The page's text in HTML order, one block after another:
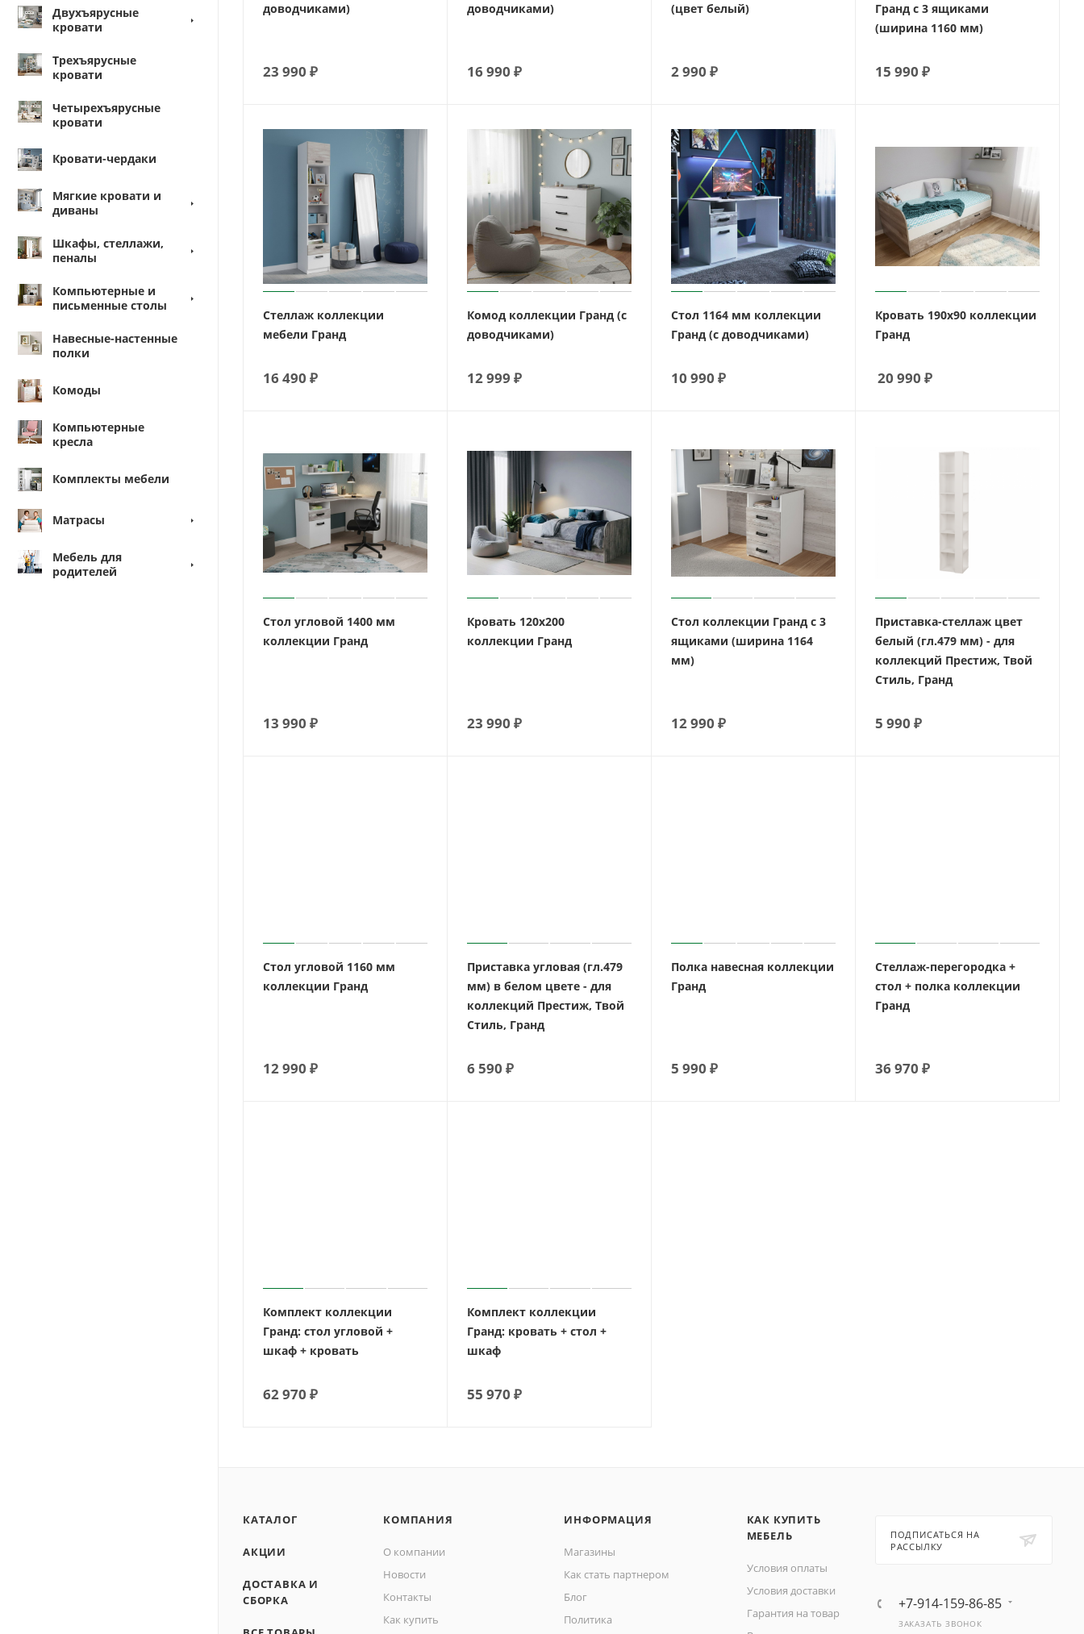
Двухъярусные
кровати
Трехъярусные
кровати
Четырехъярусные
кровати
Кровати-чердаки
Мягкие кровати и
диваны
Шкафы, стеллажи,
пеналы
Компьютерные и
письменные столы
Навесные-настенные
полки
Комоды
Компьютерные
кресла
Комплекты мебели
Матрасы
Мебель для
родителей
доводчиками)
23 990 ₽
доводчиками)
16 990 ₽
(цвет белый)
2 990 ₽
Гранд с 3 ящиками
(ширина 1160 мм)
15 990 ₽
Стеллаж коллекции
мебели Гранд
16 490 ₽
Комод коллекции Гранд (с
доводчиками)
12 999 ₽
Стол 1164 мм коллекции
Гранд (с доводчиками)
10 990 ₽
Кровать 190х90 коллекции
Гранд
20 990 ₽
Стол угловой 1400 мм
коллекции Гранд
13 990 ₽
Кровать 120х200
коллекции Гранд
23 990 ₽
Стол коллекции Гранд с 3
ящиками (ширина 1164
мм)
12 990 ₽
Приставка-стеллаж цвет
белый (гл.479 мм) - для
коллекций Престиж, Твой
Стиль, Гранд
5 990 ₽
Стол угловой 1160 мм
коллекции Гранд
12 990 ₽
Приставка угловая (гл.479
мм) в белом цвете - для
коллекций Престиж, Твой
Стиль, Гранд
6 590 ₽
Полка навесная коллекции
Гранд
5 990 ₽
Стеллаж-перегородка +
стол + полка коллекции
Гранд
36 970 ₽
Комплект коллекции
Гранд: стол угловой +
шкаф + кровать
62 970 ₽
Комплект коллекции
Гранд: кровать + стол +
шкаф
55 970 ₽
КАТАЛОГ
АКЦИИ
ДОСТАВКА И
СБОРКА
КОМПАНИЯ
О компании
Новости
Контакты
Как купить
ИНФОРМАЦИЯ
Магазины
Как стать партнером
Блог
Политика
КАК КУПИТЬ
МЕБЕЛЬ
Условия оплаты
Условия доставки
Гарантия на товар
ПОДПИСАТЬСЯ НА
РАССЫЛКУ
+7-914-159-86-85
ЗАКАЗАТЬ ЗВОНОК